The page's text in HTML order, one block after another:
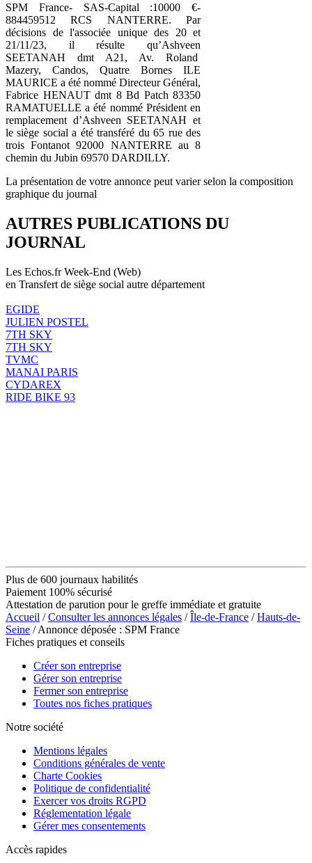
SPM France- SAS-Capital :10000 €-
884459512 RCS NANTERRE. Par
décisions de l'associée unique des 20 et
21/11/23, il résulte qu’Ashveen
SEETANAH dmt A21, Av. Roland
Mazery, Candos, Quatre Bornes ILE
MAURICE a été nommé Directeur Général,
Fabrice HENAUT dmt 8 Bd Patch 83350
RAMATUELLE a été nommé Président en
remplacement d’Ashveen SEETANAH et
le siège social a été transféré du 65 rue des
trois Fontanot 92000 NANTERRE au 8
chemin du Jubin 69570 DARDILLY.
La présentation de votre annonce peut varier selon la composition
graphique du journal
AUTRES PUBLICATIONS DU
JOURNAL
Les Echos.fr Week-End (Web)
en Transfert de siège social autre département
EGIDE
JULIEN POSTEL
7TH SKY
7TH SKY
TVMC
MANAI PARIS
CYDAREX
RIDE BIKE 93
Plus de 600 journaux habilités
Paiement 100% sécurisé
Attestation de parution pour le greffe immédiate et gratuite
Accueil /Consulter les annonces légales /Île-de-France /Hauts-de-
Seine / Annonce déposée : SPM France
Fiches pratiques et conseils
Créer son entreprise
Gérer son entreprise
Fermer son entreprise
Toutes nos fiches pratiques
Notre société
Mentions légales
Conditions générales de vente
Charte Cookies
Politique de confidentialité
Exercer vos droits RGPD
Réglementation légale
Gérer mes consentements
Accès rapides